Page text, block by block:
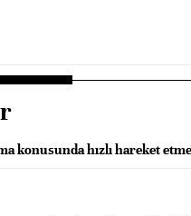
konusunda hızlı hareket